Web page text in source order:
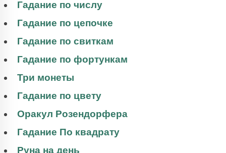
Гадание по числу
Гадание по цепочке
Гадание по свиткам
Гадание по фортункам
Три монеты
Гадание по цвету
Оракул Розендорфера
Гадание По квадрату
Руна на день